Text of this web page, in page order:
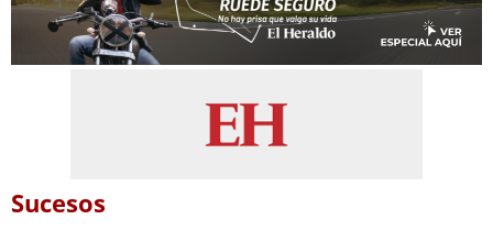
Sucesos